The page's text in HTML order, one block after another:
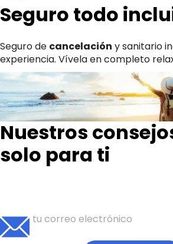
Seguro todo
Seguro de cancelación y sanitario
experiencia. Vívela en completo
Nuestros
solo para ti